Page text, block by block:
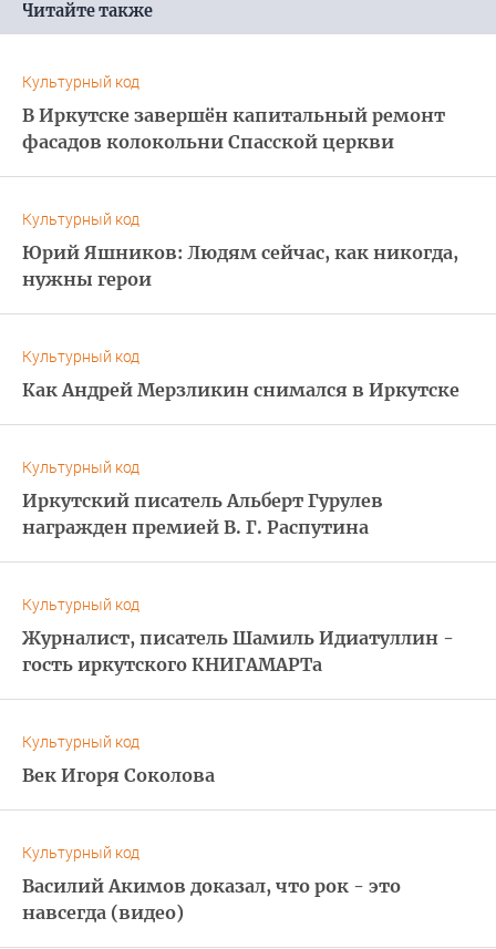
Читайте также
Культурный код
В Иркутске завершён капитальный ремонт
фасадов колокольни Спасской церкви
Культурный код
Юрий Яшников: Людям сейчас, как никогда,
нужны герои
Культурный код
Как Андрей Мерзликин снимался в Иркутске
Культурный код
Иркутский писатель Альберт Гурулев
награжден премией В. Г. Распутина
Культурный код
Журналист, писатель Шамиль Идиатуллин -
гость иркутского КНИГАМАРТа
Культурный код
Век Игоря Соколова
Культурный код
Василий Акимов доказал, что рок - это
навсегда (видео)